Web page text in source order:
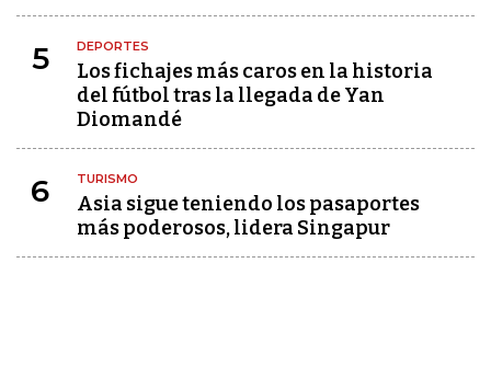
5 DEPORTES
Los fichajes más caros en la historia
del fútbol tras la llegada de Yan
Diomandé
6 TURISMO
Asia sigue teniendo los pasaportes
más poderosos, lidera Singapur